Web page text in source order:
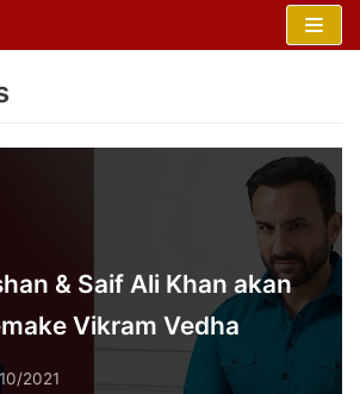
& Saif Ali Khan akan
Vikram Vedha
2021